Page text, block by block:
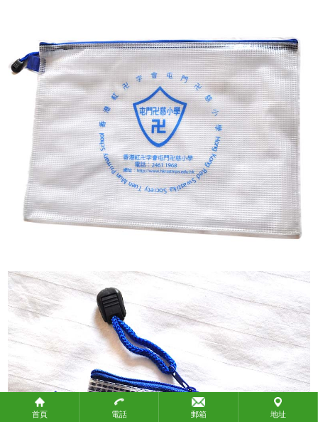
成功案例
商業客戶
個人用戶
政府機構
教育團體
社會團體
關於攜手
關於攜手
聯繫我們
付款方式
付款方式
常見問題
產品標準
知識產權
物流方式
生產時間
首頁 電話 郵箱 地址